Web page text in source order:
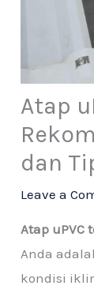
Atap
dan
Leave a
Atap uPVC
Anda
kondisi